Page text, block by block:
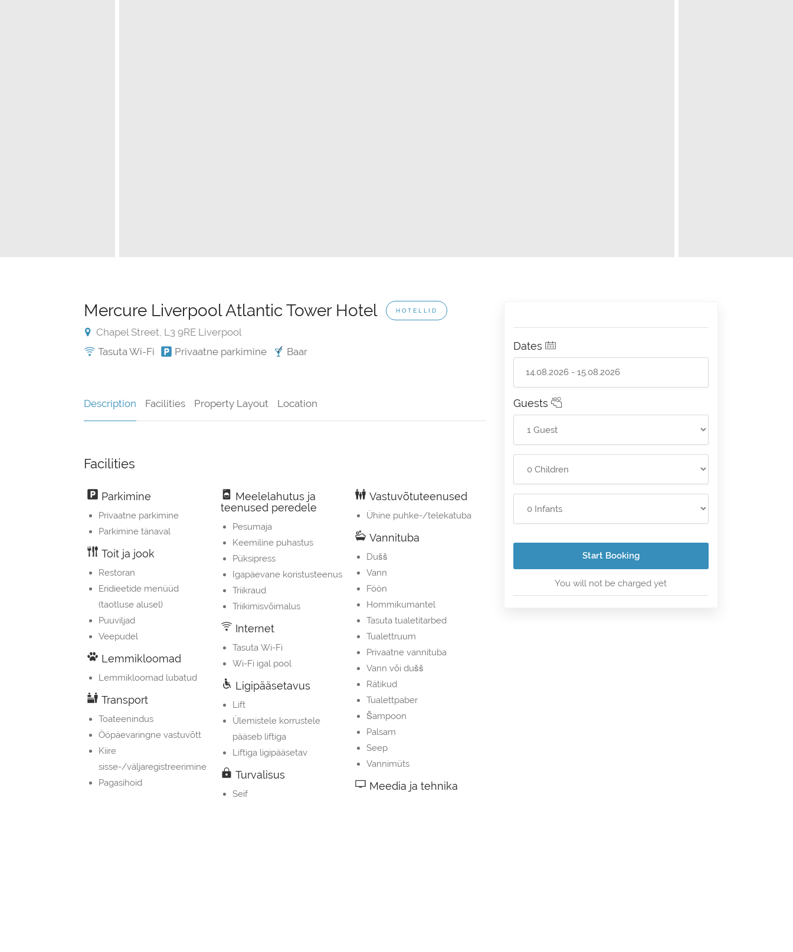
Mercure Liverpool Atlantic Tower Hotel HOTELLID
Chapel Street, L3 9RE Liverpool
Tasuta Wi-Fi
Privaatne parkimine Baar
Description Facilities Property Layout Location
Facilities
Parkimine
Privaatne parkimine
Parkimine tänaval
Toit ja jook
Restoran
Eridieetide menüüd
(taotluse alusel)
Puuviljad
Veepudel
Lemmikloomad
Lemmikloomad lubatud
Transport
Toateenindus
Ööpäevaringne vastuvõtt
Kiire
sisse-/väljaregistreerimine
Pagasihoid
Meelelahutus ja
teenused peredele
Pesumaja
Keemiline puhastus
Püksipress
Igapäevane koristusteenus
Triikraud
Triikimisvõimalus
Internet
Tasuta Wi-Fi
Wi-Fi igal pool
Ligipääsetavus
Lift
Ülemistele korrustele
pääseb liftiga
Liftiga ligipääsetav
Turvalisus
Seif
Vastuvõtuteenused
Ühine puhke-/telekatuba
Vannituba
Dušš
Vann
Föön
Hommikumantel
Tasuta tualetitarbed
Tualettruum
Privaatne vannituba
Vann või dušš
Rätikud
Tualettpaber
Šampoon
Palsam
Seep
Vannimüts
Meedia ja tehnika
Dates
Guests
Start Booking
You will not be charged yet